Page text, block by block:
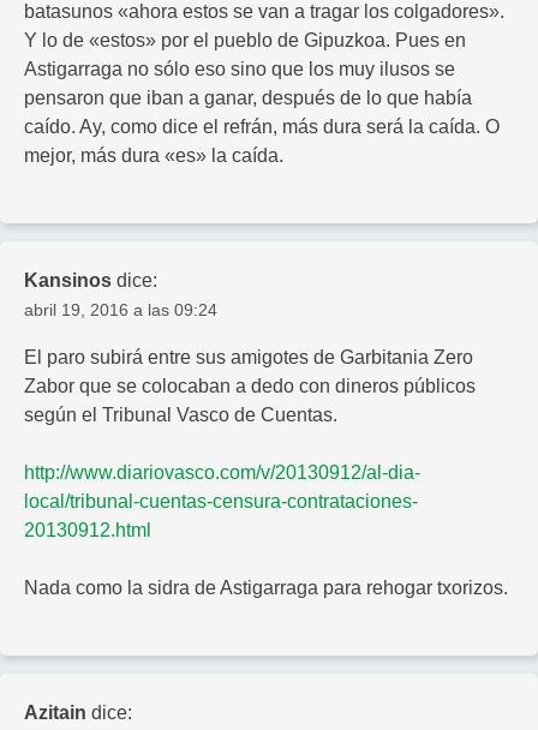
batasunos «ahora estos se van a tragar los colgadores».
Y lo de «estos» por el pueblo de Gipuzkoa. Pues en
Astigarraga no sólo eso sino que los muy ilusos se
pensaron que iban a ganar, después de lo que había
caído. Ay, como dice el refrán, más dura será la caída. O
mejor, más dura «es» la caída.
Kansinos dice:
abril 19, 2016 a las 09:24
El paro subirá entre sus amigotes de Garbitania Zero
Zabor que se colocaban a dedo con dineros públicos
según el Tribunal Vasco de Cuentas.
http://www.diariovasco.com/v/20130912/al-dia-
local/tribunal-cuentas-censura-contrataciones-
20130912.html
Nada como la sidra de Astigarraga para rehogar txorizos.
Azitain dice: